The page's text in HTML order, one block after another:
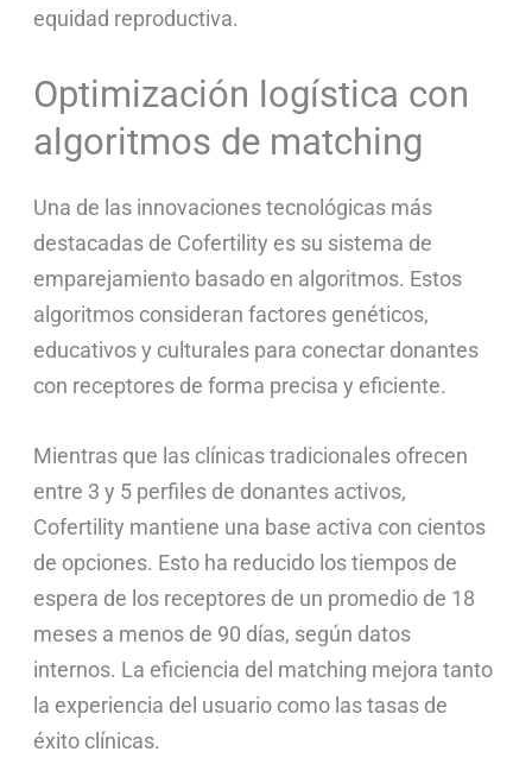
equidad reproductiva.
Optimización logística con
algoritmos de matching
Una de las innovaciones tecnológicas más
destacadas de Cofertility es su sistema de
emparejamiento basado en algoritmos. Estos
algoritmos consideran factores genéticos,
educativos y culturales para conectar donantes
con receptores de forma precisa y eficiente.
Mientras que las clínicas tradicionales ofrecen
entre 3 y 5 perfiles de donantes activos,
Cofertility mantiene una base activa con cientos
de opciones. Esto ha reducido los tiempos de
espera de los receptores de un promedio de 18
meses a menos de 90 días, según datos
internos. La eficiencia del matching mejora tanto
la experiencia del usuario como las tasas de
éxito clínicas.